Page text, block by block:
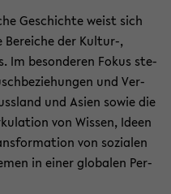
Ge­schich­te weist sich
der Kultur-​,
Im be­son­de­ren Fokus ste­
und Ver­
und Asien sowie die
von Wis­sen, Ideen
von so­zia­len
in einer glo­ba­len Per­